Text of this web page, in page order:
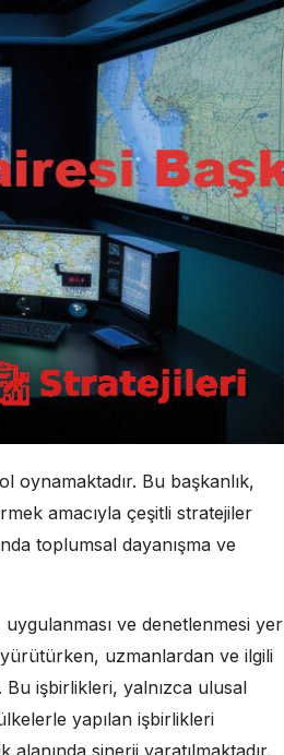
oynamaktadır. Bu başkanlık,
amacıyla çeşitli stratejiler
toplumsal dayanışma ve
uygulanması ve denetlenmesi yer
yürütürken, uzmanlardan ve ilgili
işbirlikleri, yalnızca ulusal
yapılan işbirlikleri
sinerji yaratılmaktadır.